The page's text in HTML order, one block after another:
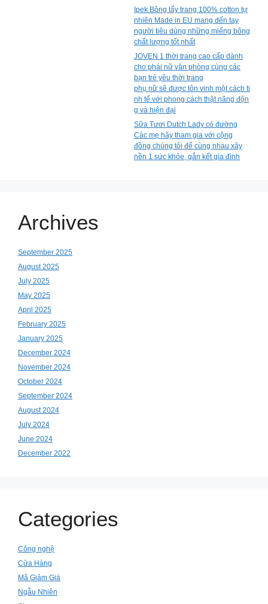
Ipek Bông tẩy trang 100% cotton tự
nhiên Made in EU mang đến tay
người tiêu dùng những miếng bông
chất lượng tốt nhất
JOVEN 1 thời trang cao cấp dành
cho phái nữ văn phòng cùng các
bạn trẻ yêu thời trang
phụ nữ sẽ được tôn vinh một cách ti
nh tế với phong cách thật năng độn
g và hiện đại
Sữa Tươi Dutch Lady có đường
Các mẹ hãy tham gia với cộng
đồng chúng tôi để cùng nhau xây
nền 1 sức khỏe, gắn kết gia đình
Archives
September 2025
August 2025
July 2025
May 2025
April 2025
February 2025
January 2025
December 2024
November 2024
October 2024
September 2024
August 2024
July 2024
June 2024
December 2022
Categories
Công nghệ
Cửa Hàng
Mã Giảm Giá
Ngẫu Nhiên